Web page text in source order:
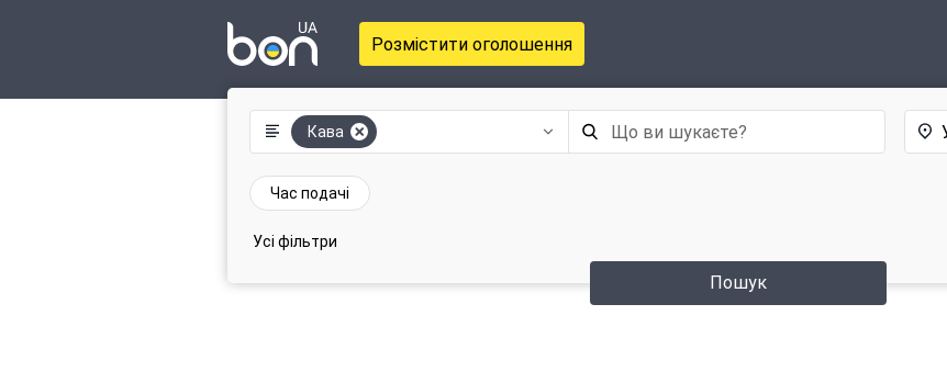
Розмістити оголошення
Кава
Пошук
Час подачі
Усі фільтри